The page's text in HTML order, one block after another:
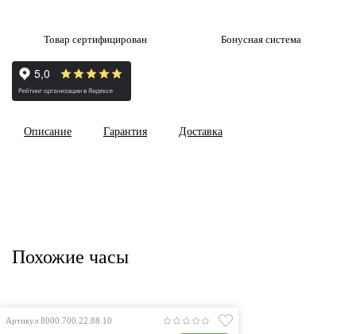
Товар сертифицирован Бонусная система
Описание Гарантия Доставка
Похожие часы
Артикул 8000.700.22.88.10